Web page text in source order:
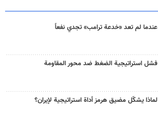
عندما لم تعد «خدعة ترامب» تجدي نفعاً
فشل استراتيجية الضغط ضد محور المقاومة
لماذا يشكّل مضيق هرمز أداة استراتيجية لإيران؟